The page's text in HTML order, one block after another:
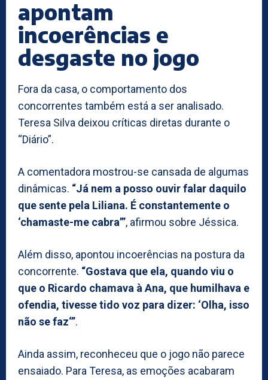
apontam
incoerências e
desgaste no jogo
Fora da casa, o comportamento dos
concorrentes também está a ser analisado.
Teresa Silva deixou críticas diretas durante o
“Diário”.
A comentadora mostrou-se cansada de algumas
dinâmicas. “Já nem a posso ouvir falar daquilo
que sente pela Liliana. É constantemente o
‘chamaste-me cabra’”, afirmou sobre Jéssica.
Além disso, apontou incoerências na postura da
concorrente. “Gostava que ela, quando viu o
que o Ricardo chamava à Ana, que humilhava e
ofendia, tivesse tido voz para dizer: ‘Olha, isso
não se faz‘”.
Ainda assim, reconheceu que o jogo não parece
ensaiado. Para Teresa, as emoções acabaram